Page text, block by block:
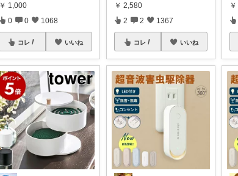
￥ 1,000
0 0 1068
コレ いいね
￥ 2,580
2 2 1367
コレ いいね
￥